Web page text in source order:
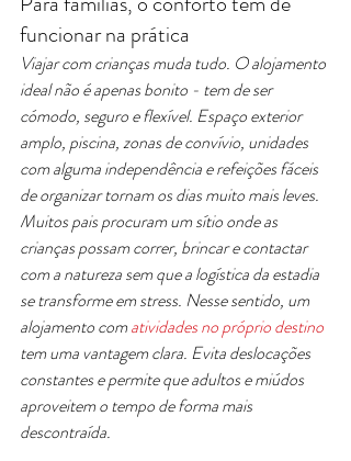
funcionar na prática
Viajar com crianças muda tudo. O alojamento
ideal não é apenas bonito - tem de ser
cómodo, seguro e flexível. Espaço exterior
amplo, piscina, zonas de convívio, unidades
com alguma independência e refeições fáceis
de organizar tornam os dias muito mais leves.
Muitos pais procuram um sítio onde as
crianças possam correr, brincar e contactar
com a natureza sem que a logística da estadia
se transforme em stress. Nesse sentido, um
alojamento com atividades no próprio destino
tem uma vantagem clara. Evita deslocações
constantes e permite que adultos e miúdos
aproveitem o tempo de forma mais
descontraída.